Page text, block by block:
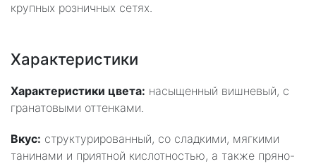
крупных розничных сетях.
Характеристики
Характеристики цвета: насыщенный вишневый, с
гранатовыми оттенками.
Вкус: структурированный, со сладкими, мягкими
танинами и приятной кислотностью, а также пряно-